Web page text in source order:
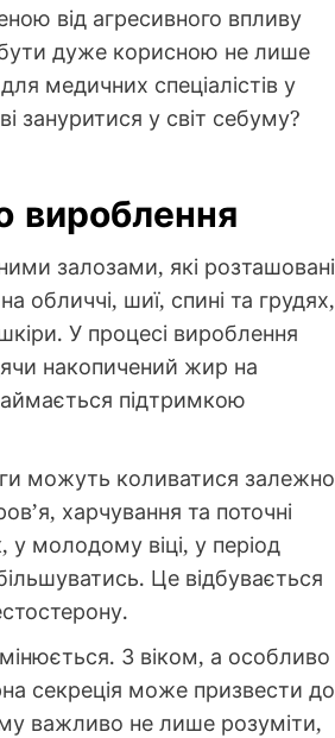
від агресивного впливу
дуже корисною не лише
медичних спеціалістів у
зануритися у світ себуму?
вироблення
залозами, які розташовані
обличчі, шиї, спині та грудях,
У процесі вироблення
накопичений жир на
підтримкою
можуть коливатися залежно
харчування та поточні
молодому віці, у період
Це відбувається
З віком, а особливо
секреція може призвести до
важливо не лише розуміти,